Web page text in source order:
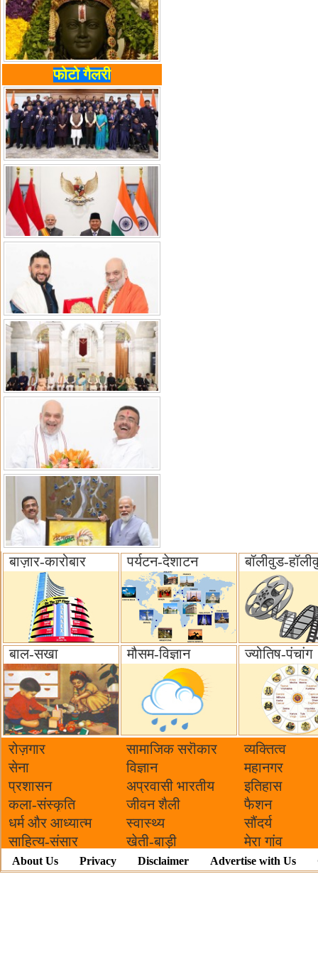
फोटो गैलरी
बाज़ार-कारोबार पर्यटन-देशाटन बॉलीवुड-
बाल-सखा मौसम-विज्ञान ज्योतिष-पंचांग
रोज़गार सामाजिक सरॊकार‌
व्यक्तित्व
सेना
विज्ञान
महानगर
प्रशासन
अप्रवासी भारतीय
इतिहास
कला-संस्कृति
जीवन शैली
फैशन
धर्म और आध्यात्म
स्वास्थ्य
सौंदर्य
साहित्य-संसार
खेती-बाड़ी मेरा गांव
About Us Privacy Disclaimer Advertise with Us